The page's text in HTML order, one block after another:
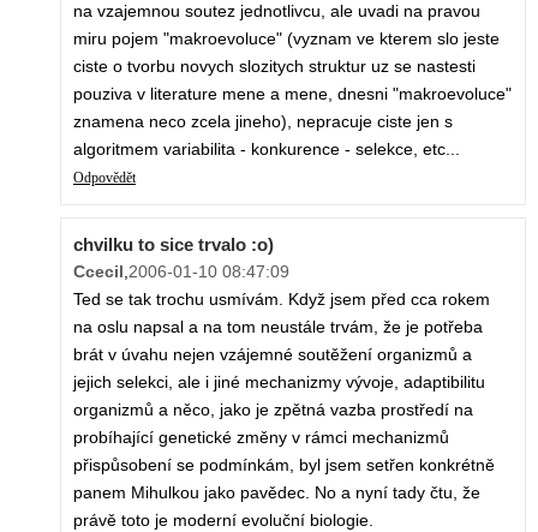
na vzajemnou soutez jednotlivcu, ale uvadi na pravou
miru pojem "makroevoluce" (vyznam ve kterem slo jeste
ciste o tvorbu novych slozitych struktur uz se nastesti
pouziva v literature mene a mene, dnesni "makroevoluce"
znamena neco zcela jineho), nepracuje ciste jen s
algoritmem variabilita - konkurence - selekce, etc...
Odpovědět
chvilku to sice trvalo :o)
Ccecil,2006-01-10 08:47:09
Ted se tak trochu usmívám. Když jsem před cca rokem
na oslu napsal a na tom neustále trvám, že je potřeba
brát v úvahu nejen vzájemné soutěžení organizmů a
jejich selekci, ale i jiné mechanizmy vývoje, adaptibilitu
organizmů a něco, jako je zpětná vazba prostředí na
probíhající genetické změny v rámci mechanizmů
přispůsobení se podmínkám, byl jsem setřen konkrétně
panem Mihulkou jako pavědec. No a nyní tady čtu, že
právě toto je moderní evoluční biologie.